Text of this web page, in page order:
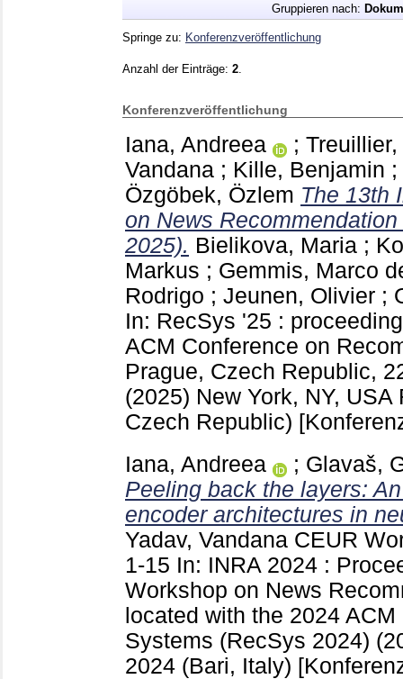
Gruppieren nach:
Springe zu: Konferenzveröffentlichung
Anzahl der Einträge: 2
Konferenzveröffentlichung
Iana, Andreea ;
Vandana ; Kille, Benjamin ;
Özgöbek, Özlem The 13th
on News
2025). Bielikova, Maria ;
Markus ; Gemmis, Marco
Rodrigo ; Jeunen, Olivier ;
In: RecSys '25 :
ACM Conference on
Prague, Czech Republic,
(2025) New York, NY, USA
Czech Republic)
Iana, Andreea
; Glavaš,
Peeling back the layers:
encoder architectures in
Yadav, Vandana CEUR
1-15 In: INRA 2024 :
Workshop on News
located with the 2024
Systems (RecSys 2024)
2024 (Bari, Italy)